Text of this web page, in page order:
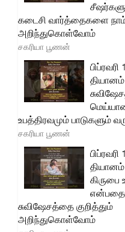
கடைசி வார்த்தைகளை
அறிந்துகொள்வோம்
சகரியா பூணன்
உபத்திரவமும் பாடுகளும்
சகரியா பூணன்
தியானம்
கிருபை
சுவிஷேசத்தை குறித்தும்
அறிந்துகொள்வோம்